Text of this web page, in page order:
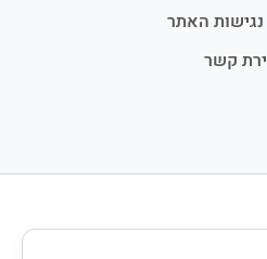
האתר
קשר